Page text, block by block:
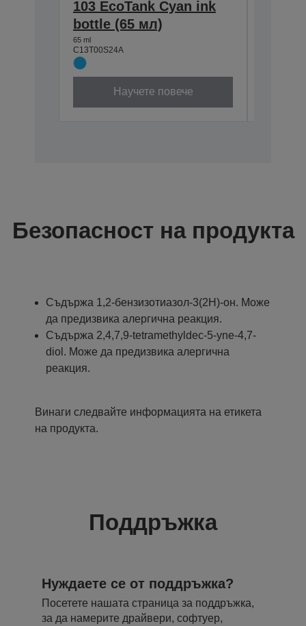
103 EcoTank Cyan ink
bottle (65 мл)
65 ml
C13T00S24A
Научете повече
Безопасност на продукта
Съдържа 1,2-бензизотиазол-3(2H)-oн. Може
да предизвика алергична реакция.
Съдържа 2,4,7,9-tetramethyldec-5-yne-4,7-
diol. Може да предизвика алергична
реакция.
Винаги следвайте информацията на етикета
на продукта.
Поддръжка
Нуждаете се от поддръжка?
Посетете нашата страница за поддръжка,
за да намерите драйвери, софтуер,